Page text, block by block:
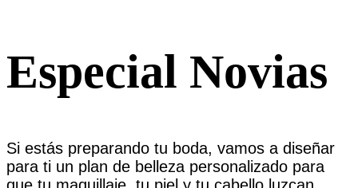
Especial Novias
Si estás preparando tu boda, vamos a diseñar
para ti un plan de belleza personalizado para